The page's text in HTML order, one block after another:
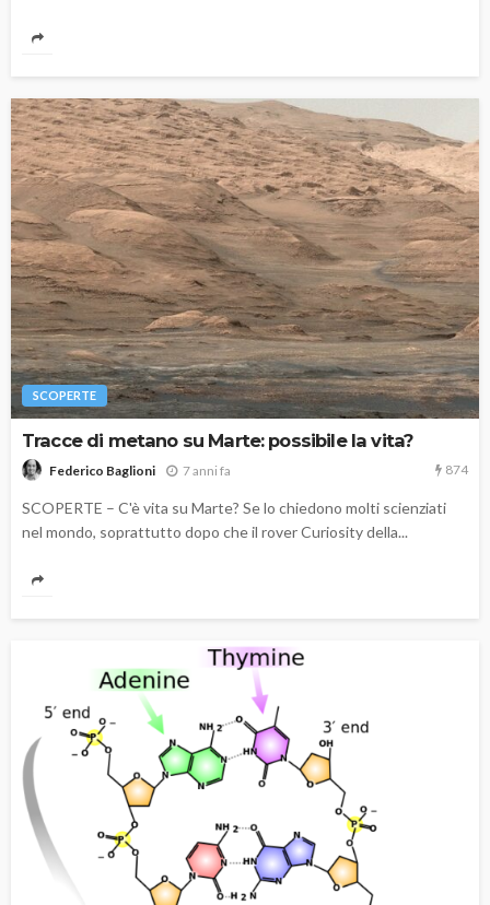
SCOPERTE
Tracce di metano su Marte: possibile la vita?
Federico Baglioni 7 anni fa 874
SCOPERTE – C'è vita su Marte? Se lo chiedono molti scienziati
nel mondo, soprattutto dopo che il rover Curiosity della...